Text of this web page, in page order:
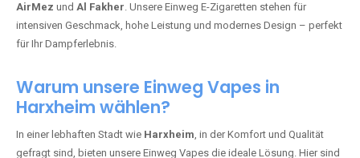
AirMez und Al Fakher. Unsere Einweg E-Zigaretten stehen für
intensiven Geschmack, hohe Leistung und modernes Design – perfekt
für Ihr Dampferlebnis.
Warum unsere Einweg Vapes in
Harxheim wählen?
In einer lebhaften Stadt wie Harxheim, in der Komfort und Qualität
gefragt sind, bieten unsere Einweg Vapes die ideale Lösung. Hier sind